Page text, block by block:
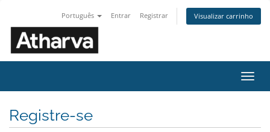
Português Entrar Registrar Visualizar carrinho
Registre-se